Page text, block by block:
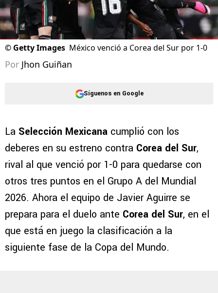
© Getty Images México venció a Corea del Sur por 1-0
Por Jhon Guiñan
Síguenos en Google
La Selección Mexicana cumplió con los
deberes en su estreno contra Corea del Sur,
rival al que venció por 1-0 para quedarse con
otros tres puntos en el Grupo A del Mundial
2026. Ahora el equipo de Javier Aguirre se
prepara para el duelo ante Corea del Sur, en el
que está en juego la clasificación a la
siguiente fase de la Copa del Mundo.